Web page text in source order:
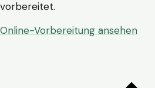
vorbereitet.
Online-Vorbereitung ansehen